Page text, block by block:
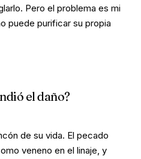
Pero el problema es mi
puede purificar su propia
el daño?
de su vida. El pecado
veneno en el linaje, y